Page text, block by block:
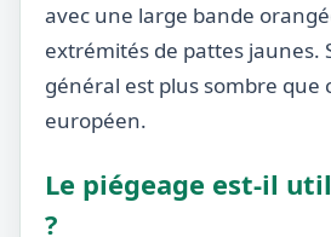
avec une large bande
extrémités de pattes jaunes.
général est plus sombre que
européen.
Le piégeage est-il
?